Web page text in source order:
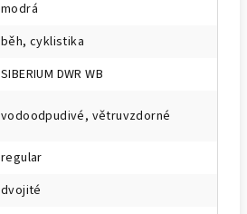
modrá
běh, cyklistika
SIBERIUM DWR WB
vodoodpudivé, větruvzdorné
regular
dvojité